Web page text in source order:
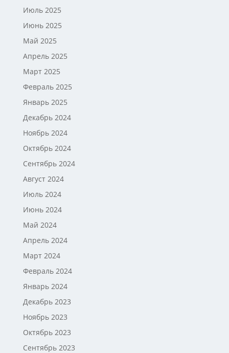
Июль 2025
Июнь 2025
Май 2025
Апрель 2025
Март 2025
Февраль 2025
Январь 2025
Декабрь 2024
Ноябрь 2024
Октябрь 2024
Сентябрь 2024
Август 2024
Июль 2024
Июнь 2024
Май 2024
Апрель 2024
Март 2024
Февраль 2024
Январь 2024
Декабрь 2023
Ноябрь 2023
Октябрь 2023
Сентябрь 2023